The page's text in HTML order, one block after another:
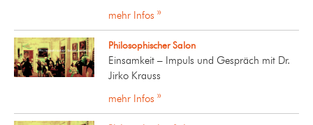
mehr Infos »
Philosophischer Salon
Einsamkeit – Impuls und Gespräch mit Dr.
Jirko Krauss
mehr Infos »